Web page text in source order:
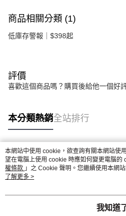
商品相關分類 (1)
低庫存警報｜$398起
評價
喜歡這個商品嗎？購買後給他一個好
本分類熱銷全站排行
熱門標籤
本網站中使用 cookie，欲查詢有關本網站使
望在電腦上使用 cookie 時應如何變更電腦的
權條款 」之 Cookie 聲明。您繼續使用本網
用條款之 Cookie 聲明使用 cookie。
了解更多 >
我知道